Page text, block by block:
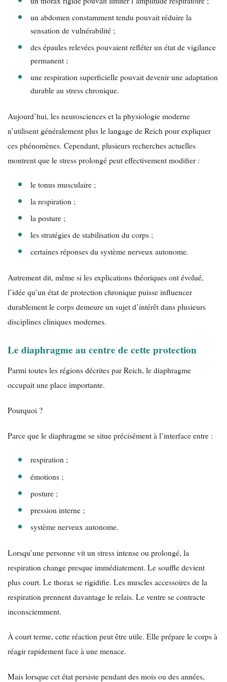
un abdomen constamment tendu pouvait réduire la
sensation de vulnérabilité ;
des épaules relevées pouvaient refléter un état de vigilance
permanent ;
une respiration superficielle pouvait devenir une adaptation
durable au stress chronique.
Aujourd’hui, les neurosciences et la physiologie moderne
n’utilisent généralement plus le langage de Reich pour expliquer
ces phénomènes. Cependant, plusieurs recherches actuelles
montrent que le stress prolongé peut effectivement modifier :
le tonus musculaire ;
la respiration ;
la posture ;
les stratégies de stabilisation du corps ;
certaines réponses du système nerveux autonome.
Autrement dit, même si les explications théoriques ont évolué,
l’idée qu’un état de protection chronique puisse influencer
durablement le corps demeure un sujet d’intérêt dans plusieurs
disciplines cliniques modernes.
Le diaphragme au centre de cette protection
Parmi toutes les régions décrites par Reich, le diaphragme
occupait une place importante.
Pourquoi ?
Parce que le diaphragme se situe précisément à l’interface entre :
respiration ;
émotions ;
posture ;
pression interne ;
système nerveux autonome.
Lorsqu’une personne vit un stress intense ou prolongé, la
respiration change presque immédiatement. Le souffle devient
plus court. Le thorax se rigidifie. Les muscles accessoires de la
respiration prennent davantage le relais. Le ventre se contracte
inconsciemment.
À court terme, cette réaction peut être utile. Elle prépare le corps à
réagir rapidement face à une menace.
Mais lorsque cet état persiste pendant des mois ou des années,